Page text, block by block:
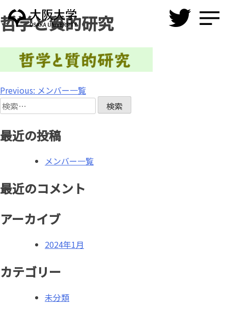
Skip
to
哲学と質的研究
投
稿
ナ
ビ
ー
ョ
Previous: メンバー一覧
検
索:
最近の投稿
メンバー一覧
最近のコメント
アーカイブ
2024年1月
カテゴリー
未分類